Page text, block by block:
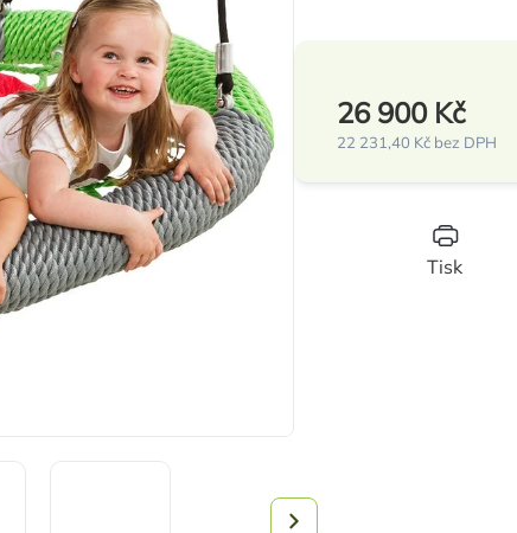
Tisk
26 900 Kč
22 231,40 Kč bez DPH